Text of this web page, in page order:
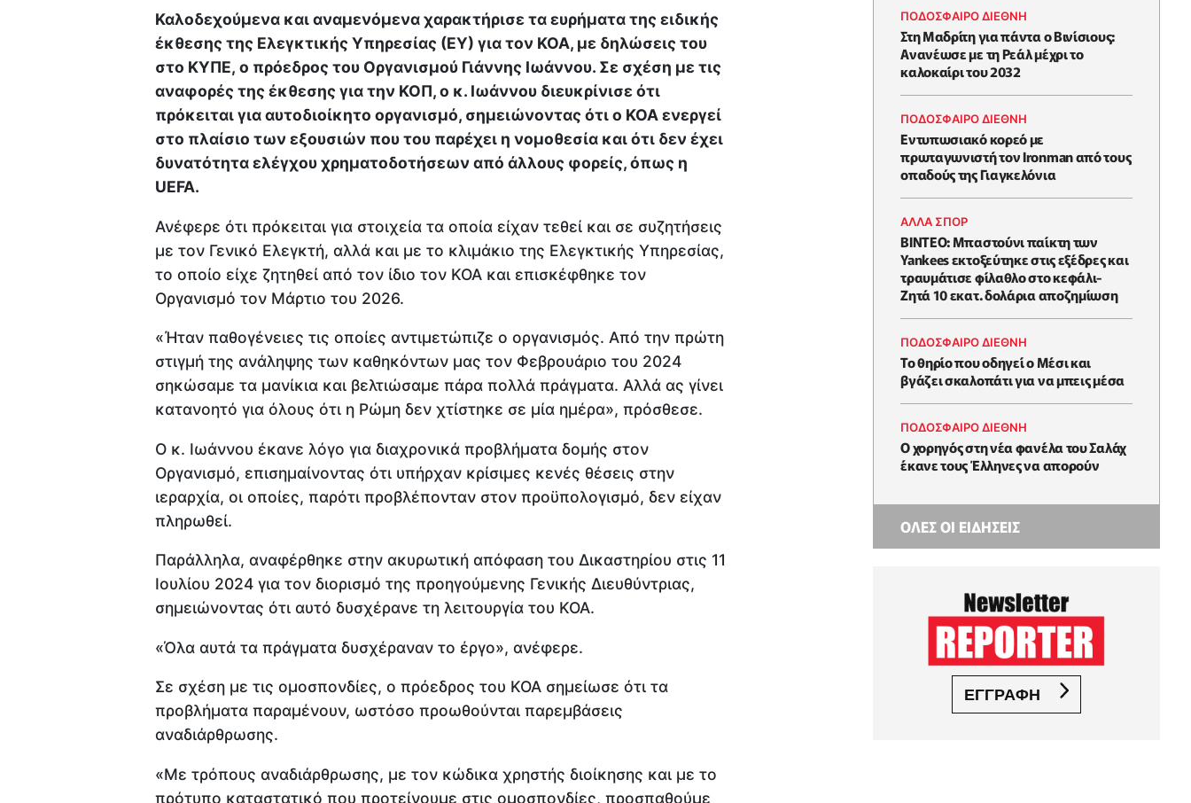
Καλοδεχούμενα και αναμενόμενα χαρακτήρισε τα ευρήματα της ειδικής
έκθεσης της Ελεγκτικής Υπηρεσίας (ΕΥ) για τον ΚΟΑ, με δηλώσεις του
στο ΚΥΠΕ, ο πρόεδρος του Οργανισμού Γιάννης Ιωάννου. Σε σχέση με τις
αναφορές της έκθεσης για την ΚΟΠ, ο κ. Ιωάννου διευκρίνισε ότι
πρόκειται για αυτοδιοίκητο οργανισμό, σημειώνοντας ότι ο ΚΟΑ ενεργεί
στο πλαίσιο των εξουσιών που του παρέχει η νομοθεσία και ότι δεν έχει
δυνατότητα ελέγχου χρηματοδοτήσεων από άλλους φορείς, όπως η
UEFA.
Ανέφερε ότι πρόκειται για στοιχεία τα οποία είχαν τεθεί και σε συζητήσεις
με τον Γενικό Ελεγκτή, αλλά και με το κλιμάκιο της Ελεγκτικής Υπηρεσίας,
το οποίο είχε ζητηθεί από τον ίδιο τον ΚΟΑ και επισκέφθηκε τον
Οργανισμό τον Μάρτιο του 2026.
«Ήταν παθογένειες τις οποίες αντιμετώπιζε ο οργανισμός. Από την πρώτη
στιγμή της ανάληψης των καθηκόντων μας τον Φεβρουάριο του 2024
σηκώσαμε τα μανίκια και βελτιώσαμε πάρα πολλά πράγματα. Αλλά ας γίνει
κατανοητό για όλους ότι η Ρώμη δεν χτίστηκε σε μία ημέρα», πρόσθεσε.
Ο κ. Ιωάννου έκανε λόγο για διαχρονικά προβλήματα δομής στον
Οργανισμό, επισημαίνοντας ότι υπήρχαν κρίσιμες κενές θέσεις στην
ιεραρχία, οι οποίες, παρότι προβλέπονταν στον προϋπολογισμό, δεν είχαν
πληρωθεί.
Παράλληλα, αναφέρθηκε στην ακυρωτική απόφαση του Δικαστηρίου στις 11
Ιουλίου 2024 για τον διορισμό της προηγούμενης Γενικής Διευθύντριας,
σημειώνοντας ότι αυτό δυσχέρανε τη λειτουργία του ΚΟΑ.
«Όλα αυτά τα πράγματα δυσχέραναν το έργο», ανέφερε.
Σε σχέση με τις ομοσπονδίες, ο πρόεδρος του ΚΟΑ σημείωσε ότι τα
προβλήματα παραμένουν, ωστόσο προωθούνται παρεμβάσεις
αναδιάρθρωσης.
«Με τρόπους αναδιάρθρωσης, με τον κώδικα χρηστής διοίκησης και με το
πρότυπο καταστατικό που προτείνουμε στις ομοσπονδίες, προσπαθούμε
ΠΟΔΟΣΦΑΙΡΟ ΔΙΕΘΝΗ
Στη Μαδρίτη για πάντα ο Βινίσιους:
Ανανέωσε με τη Ρεάλ μέχρι το
καλοκαίρι του 2032
ΠΟΔΟΣΦΑΙΡΟ ΔΙΕΘΝΗ
Εντυπωσιακό κορεό με
πρωταγωνιστή τον Ironman από τους
οπαδούς της Γιαγκελόνια
ΑΛΛΑ ΣΠΟΡ
ΒΙΝΤΕΟ: Μπαστούνι παίκτη των
Yankees εκτοξεύτηκε στις εξέδρες και
τραυμάτισε φίλαθλο στο κεφάλι-
Ζητά 10 εκατ. δολάρια αποζημίωση
ΠΟΔΟΣΦΑΙΡΟ ΔΙΕΘΝΗ
Το θηρίο που οδηγεί ο Μέσι και
βγάζει σκαλοπάτι για να μπεις μέσα
ΠΟΔΟΣΦΑΙΡΟ ΔΙΕΘΝΗ
Ο χορηγός στη νέα φανέλα του Σαλάχ
έκανε τους Έλληνες να απορούν
ΟΛΕΣ ΟΙ ΕΙΔΗΣΕΙΣ
ΕΓΓΡΑΦΗ